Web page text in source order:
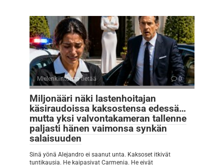
Mielenkiintoista tietää 0
Miljonääri näki lastenhoitajan
käsiraudoissa kaksostensa edessä…
mutta yksi valvontakameran tallenne
paljasti hänen vaimonsa synkän
salaisuuden
Sinä yönä Alejandro ei saanut unta. Kaksoset itkivät
tuntikausia. He kaipasivat Carmenia. He eivät